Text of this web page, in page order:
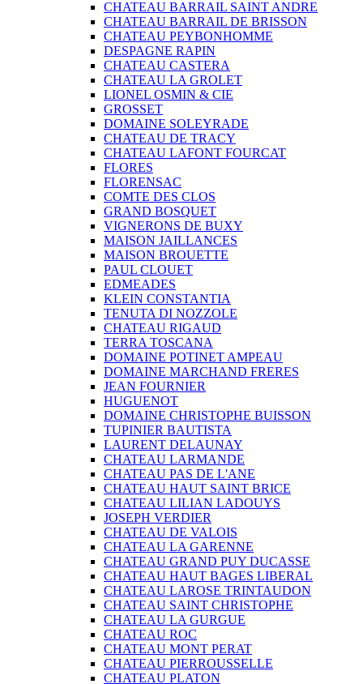
CHATEAU BARRAIL SAINT ANDRE
CHATEAU BARRAIL DE BRISSON
CHATEAU PEYBONHOMME
DESPAGNE RAPIN
CHATEAU CASTERA
CHATEAU LA GROLET
LIONEL OSMIN & CIE
GROSSET
DOMAINE SOLEYRADE
CHATEAU DE TRACY
CHATEAU LAFONT FOURCAT
FLORES
FLORENSAC
COMTE DES CLOS
GRAND BOSQUET
VIGNERONS DE BUXY
MAISON JAILLANCES
MAISON BROUETTE
PAUL CLOUET
EDMEADES
KLEIN CONSTANTIA
TENUTA DI NOZZOLE
CHATEAU RIGAUD
TERRA TOSCANA
DOMAINE POTINET AMPEAU
DOMAINE MARCHAND FRERES
JEAN FOURNIER
HUGUENOT
DOMAINE CHRISTOPHE BUISSON
TUPINIER BAUTISTA
LAURENT DELAUNAY
CHATEAU LARMANDE
CHATEAU PAS DE L'ANE
CHATEAU HAUT SAINT BRICE
CHATEAU LILIAN LADOUYS
JOSEPH VERDIER
CHATEAU DE VALOIS
CHATEAU LA GARENNE
CHATEAU GRAND PUY DUCASSE
CHATEAU HAUT BAGES LIBERAL
CHATEAU LAROSE TRINTAUDON
CHATEAU SAINT CHRISTOPHE
CHATEAU LA GURGUE
CHATEAU ROC
CHATEAU MONT PERAT
CHATEAU PIERROUSSELLE
CHATEAU PLATON